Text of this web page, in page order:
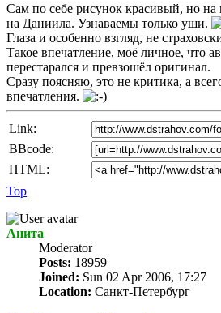
Сам по себе рисунок красивый, но на
на Даниила. Узнаваемы только уши.
Глаза и особенно взгляд, не
Такое впечатление, моё личное, что
перестарался и превзошёл оригинал.
Сразу поясняю, это не критика, а
впечатления.
Link:
BBcode:
HTML:
Top
Анита
Мoderator
Posts: 18959
Joined: Sun 02 Apr 2006, 17:27
Location: Санкт-Петербург